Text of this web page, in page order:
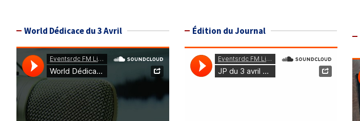
World Dédicace du 3 Avril Édition du Journal